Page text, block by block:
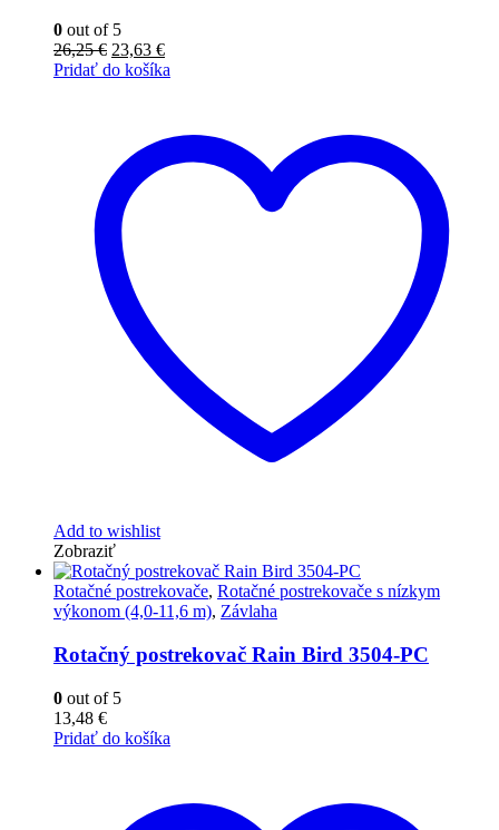
0 out of 5
26,25€ Pôvodná
cena
23,63 €Aktuálna
cena
Pridať do košíka
Add to wishlist
Zobraziť
Rotačné postrekovače, Rotačné postrekovače s nízkym
výkonom (4,0-11,6 m), Závlaha
Rotačný postrekovač Rain Bird 3504-PC
0 out of 5
13,48 €
Pridať do košíka